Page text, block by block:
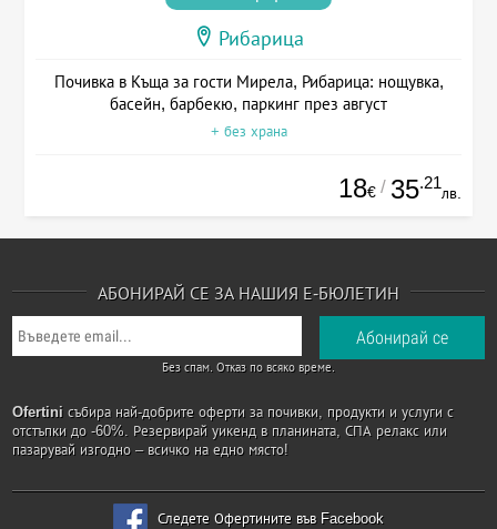
Рибарица
Почивка в Къща за гости Мирела, Рибарица: нощувка,
басейн, барбекю, паркинг през август
+ без храна
18€ / 35.21
лв.
АБОНИРАЙ СЕ ЗА НАШИЯ Е-БЮЛЕТИН
Без спам. Отказ по всяко време.
Ofertini събира най-добрите оферти за почивки, продукти и услуги с
отстъпки до -60%. Резервирай уикенд в планината, СПА релакс или
пазарувай изгодно – всичко на едно място!
Следете Офертините във Facebook